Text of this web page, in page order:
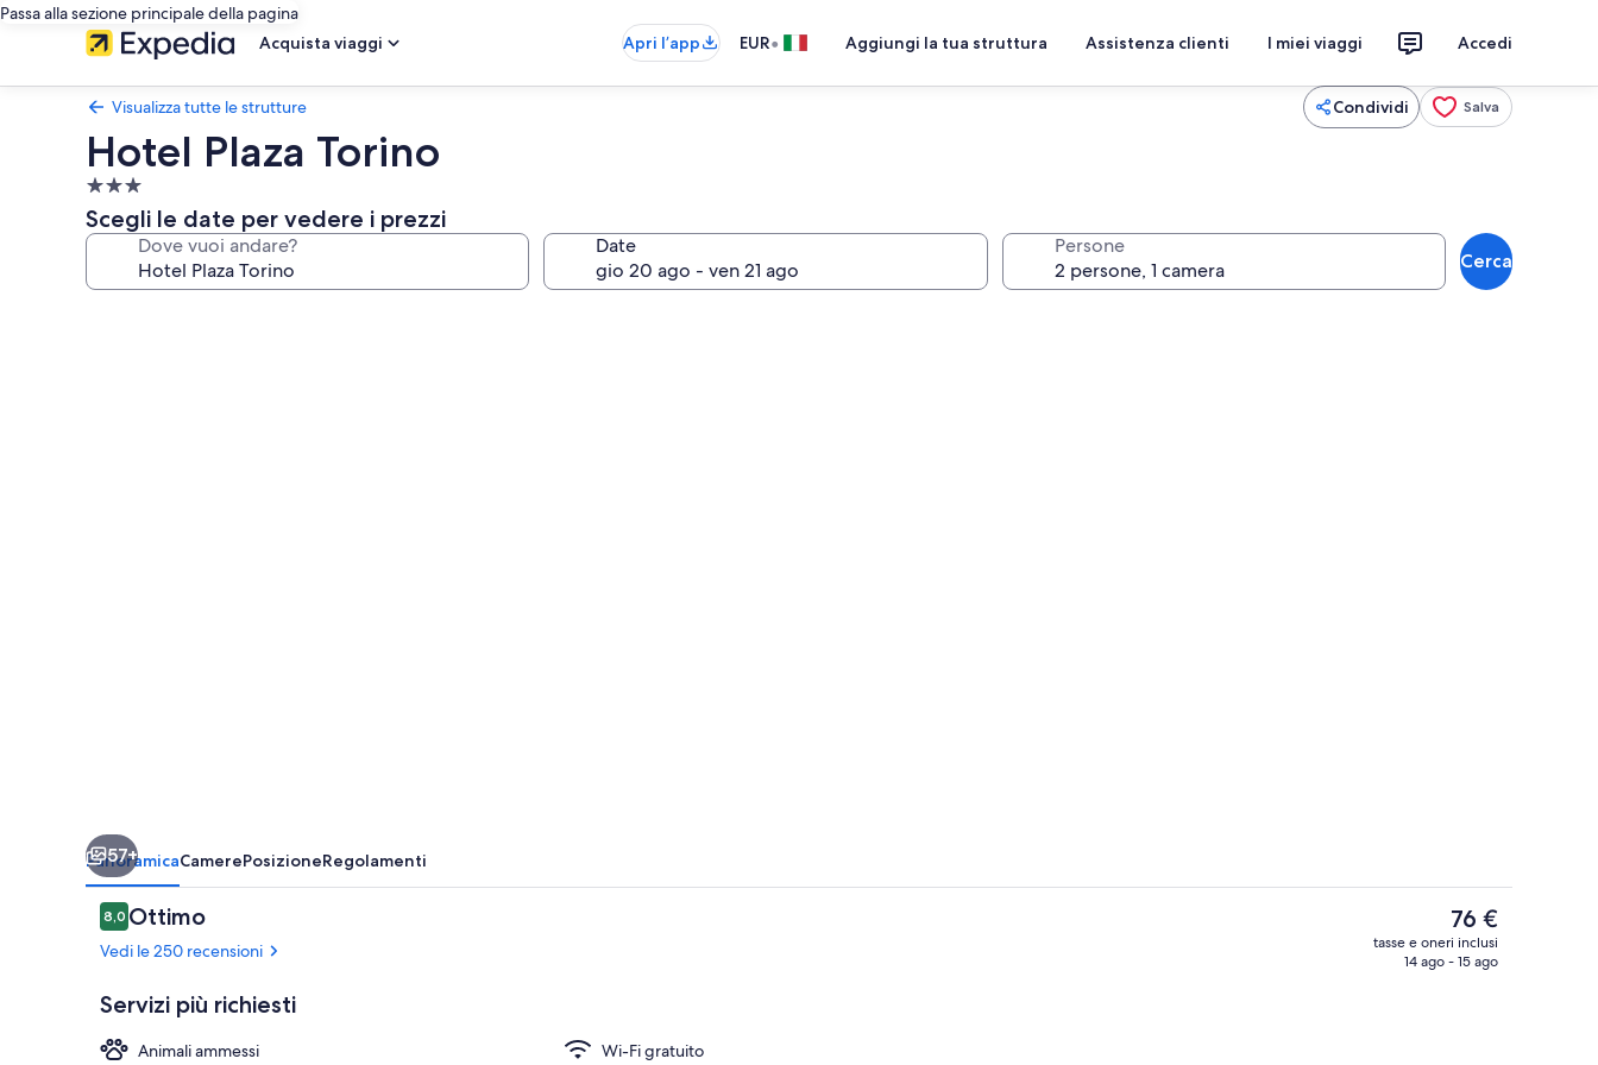
Passa alla sezione principale della pagina
Acquista viaggi
Apri l’app EUR• Aggiungi la tua struttura Assistenza clienti I miei viaggi Accedi
Visualizza tutte le strutture Condividi Salva
Hotel Plaza Torino
Struttura
a
3.0
Scegli le date per vedere i prezzi
Dove vuoi andare? Date Persone
Cerca
Superior Double (Sogno
57+
PanoramicaCamerePosizioneRegolamenti
Recensioni
8,08,0 su 10
Ottimo
Vedi le 250 recensioni
Servizi più richiesti
Animali ammessi
Wi-Fi gratuito
Il
prezzo
attuale
76 €
tasse e oneri inclusi
14 ago - 15 ago